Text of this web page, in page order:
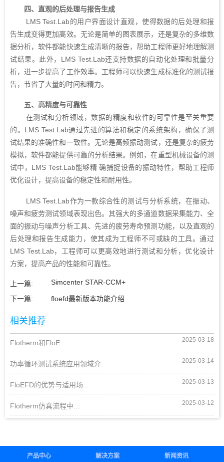
四、直观的后处理与报告生成
LMS Test.Lab的用户界面设计直观，使得数据的后处理和报
告生成变得更加高效。无论是简单的图表展示，还是复杂的多维数
据分析，软件都能快速生成清晰的报告，帮助工程师更好地理解测
试结果。此外，LMS Test.Lab还支持数据的自动化处理和批量分
析，进一步提高了工作效率。工程师可以快速生成标准化的测试报
告，节省了大量的时间和精力。
五、高精度与可靠性
在测试和分析领域，数据的精度和软件的可靠性是至关重要
的。LMS Test.Lab通过先进的算法和稳定的系统架构，确保了测
试结果的准确性和一致性。无论是高频振动测试，还是复杂的疲劳
模拟，软件都能提供可靠的分析结果。例如，在重型机械设备的测
试中，LMS Test.Lab能够精 确捕捉设备的振动特性，帮助工程师
优化设计，提高设备的稳定性和耐用性。
LMS Test.Lab作为一款综合性的测试与分析系统，在振动、
噪声和疲劳测试领域表现出色。其强大的多通道数据采集能力、全
面的振动与噪声分析工具、先进的疲劳寿命预测功能，以及直观的
后处理和报告生成能力，使其成为工程师不可或缺的工具。通过
LMS Test.Lab，工程师可以更高效地进行测试和分析，优化设计
方案，提高产品的性能和可靠性。‍
上一篇: Simcenter STAR-CCM+
下一篇: floefd最新版本功能介绍
相关推荐
Flotherm和FloE... 2025-03-18
功率循环测试系统应用领域介... 2025-03-14
FloEFD的优势与适用场... 2025-03-13
Flotherm仿真流程中... 2025-03-12
产品中心 解决方案 新闻资讯